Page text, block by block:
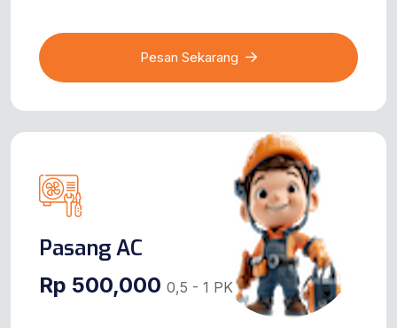
Pesan Sekarang
Pasang AC
Rp 500,000 0,5 - 1 PK